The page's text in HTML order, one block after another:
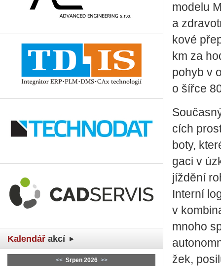
Kalendář akcí
<< Srpen 2026 >>
mo­de­lu
a
ko­vé
km za
pohyb v
o šířce
cích
bo­ty,
ga­ci v
jíž­dě­ní
In­ter­ní
v
mnoho
žek,